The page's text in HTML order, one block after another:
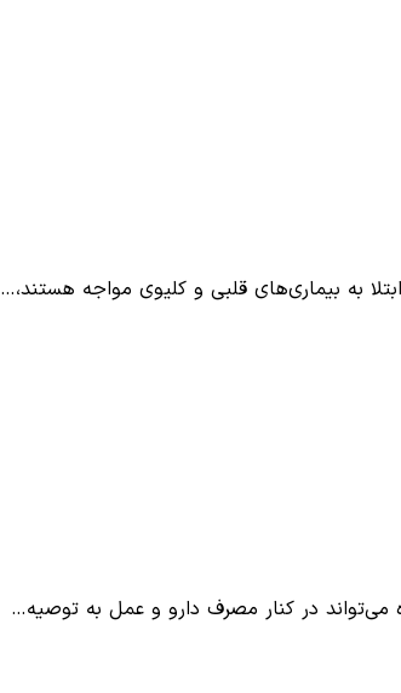
به بیماری‌های قلبی و کلیوی مواجه هستند،…
در کنار مصرف دارو و عمل به توصیه…